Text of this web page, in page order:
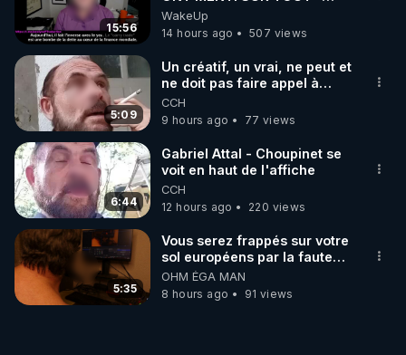
15:56
Jocelyne Traduction
WakeUp
14 hours ago
507 views
5:09
Un créatif, un vrai, ne peut et
ne doit pas faire appel à
l'intelligence artificielle
CCH
9 hours ago
77 views
6:44
Gabriel Attal - Choupinet se
voit en haut de l'affiche
CCH
12 hours ago
220 views
5:35
Vous serez frappés sur votre
sol européens par la faute
des dirigeants qui s'en
mettent dans le nez
OHM ÉGA MAN
8 hours ago
91 views